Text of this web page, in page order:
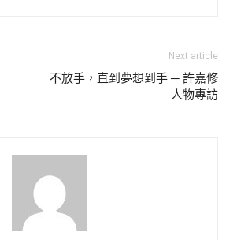
Next article
不放手，直到夢想到手 ─ 許嘉修
人物專訪